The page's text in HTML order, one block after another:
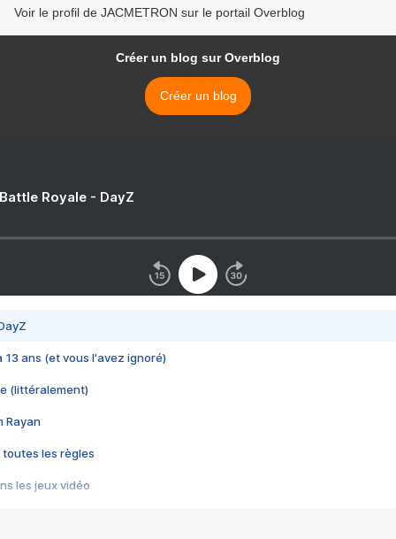
Voir le profil de JACMETRON sur le portail Overblog
Créer un blog sur Overblog
Créer un blog
Royale - DayZ
13 ans (et vous l'avez ignoré)
(littéralement)
Rayan
toutes les règles
les jeux vidéo